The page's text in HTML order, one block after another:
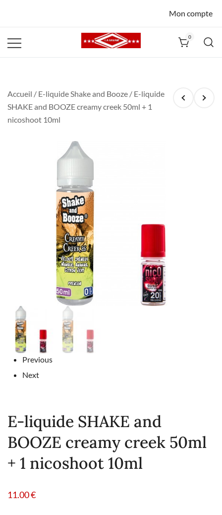
Mon compte
0
Accueil / E-liquide Shake and Booze / E-liquide
SHAKE and BOOZE creamy creek 50ml + 1
nicoshoot 10ml
Previous
Next
E-liquide SHAKE and
BOOZE creamy creek 50ml
+ 1 nicoshoot 10ml
11.00€